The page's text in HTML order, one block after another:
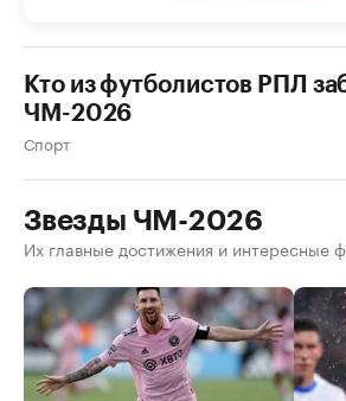
Кто из футболистов РПЛ
ЧМ-2026
Спорт
Звезды ЧМ-2026
Их главные достижения и интересные